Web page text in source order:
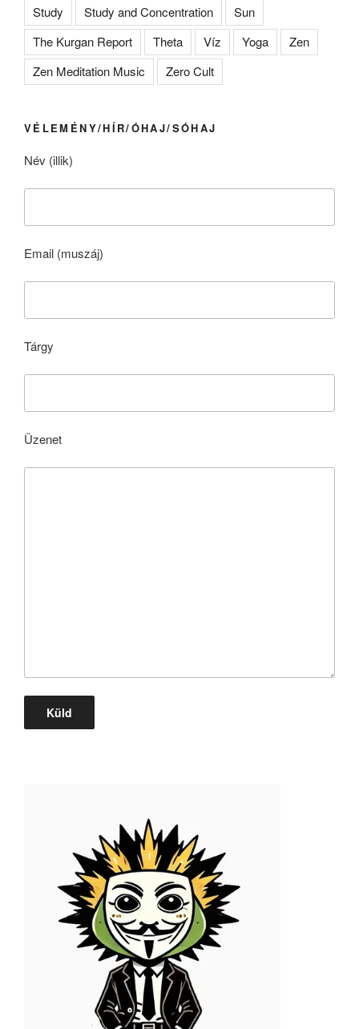
Study Study and Concentration
Sun
The Kurgan Report
Theta Víz Yoga
Zen
Zen Meditation Music
Zero Cult
VÉLEMÉNY/HÍR/ÓHAJ/SÓHAJ
Név (illik)
Email (muszáj)
Tárgy
Üzenet